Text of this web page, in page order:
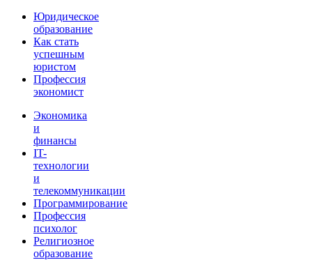
Юридическое
образование
Как стать
успешным
юристом
Профессия
экономист
Экономика
и
финансы
IT-
технологии
и
телекоммуникации
Программирование
Профессия
психолог
Религиозное
образование